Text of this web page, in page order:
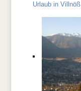
Urlaub in Villnöß